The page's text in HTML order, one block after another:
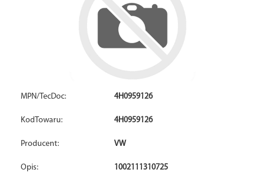
MPN/TecDoc: 4H0959126
KodTowaru: 4H0959126
Producent: VW
Opis: 1002111310725